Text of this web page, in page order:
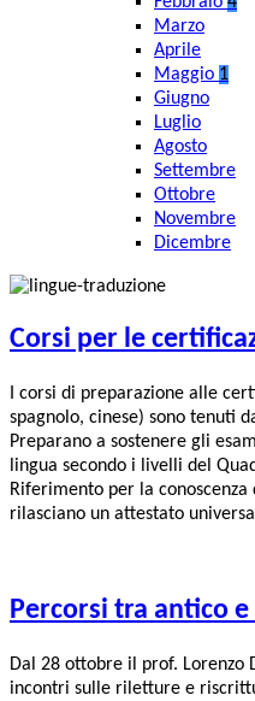
Marzo
Aprile
Maggio 1
Giugno
Luglio
Agosto
Settembre
Ottobre
Novembre
Dicembre
Corsi per le
I corsi di preparazione alle
spagnolo, cinese) sono tenuti
Preparano a sostenere gli
lingua secondo i livelli del
Riferimento per la conoscenza
rilasciano un attestato
Percorsi tra antico
Dal 28 ottobre il prof. Lorenzo
incontri sulle riletture e